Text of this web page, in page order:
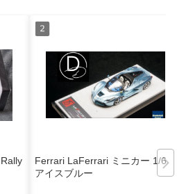
Ferrari LaFerrari ミニカー 1/64
アイスブルー